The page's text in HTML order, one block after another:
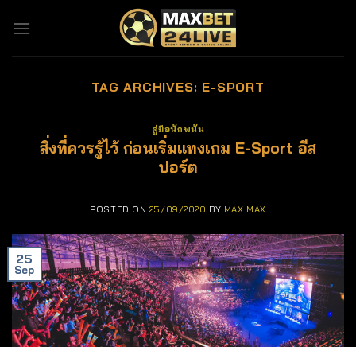
TAG ARCHIVES: E-SPORT
คู่มือนักพนัน
สิ่งที่ควรรู้ไว้ ก่อนเริ่มแทงเกม E-Sport อีส
ปอร์ต
POSTED ON 25/09/2020 BY MAX MAX
25
Sep